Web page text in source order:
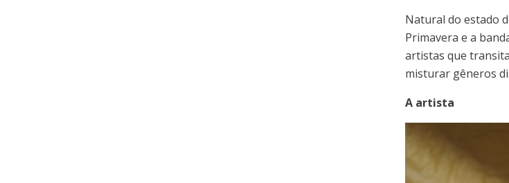
Natural do estado
Primavera e a
artistas que
misturar gêneros
A artista